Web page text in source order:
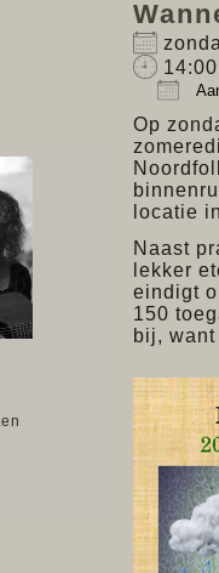
14:00
Op
locatie
Naast
lekker
eindigt
150
bij,